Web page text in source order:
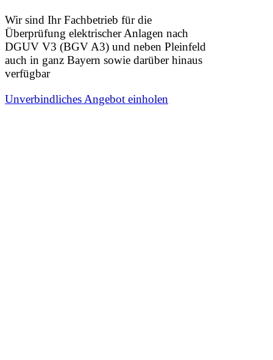
Wir sind Ihr Fachbetrieb für die
Überprüfung elektrischer Anlagen nach
DGUV V3 (BGV A3) und neben Pleinfeld
auch in ganz Bayern sowie darüber hinaus
verfügbar
Unverbindliches Angebot einholen